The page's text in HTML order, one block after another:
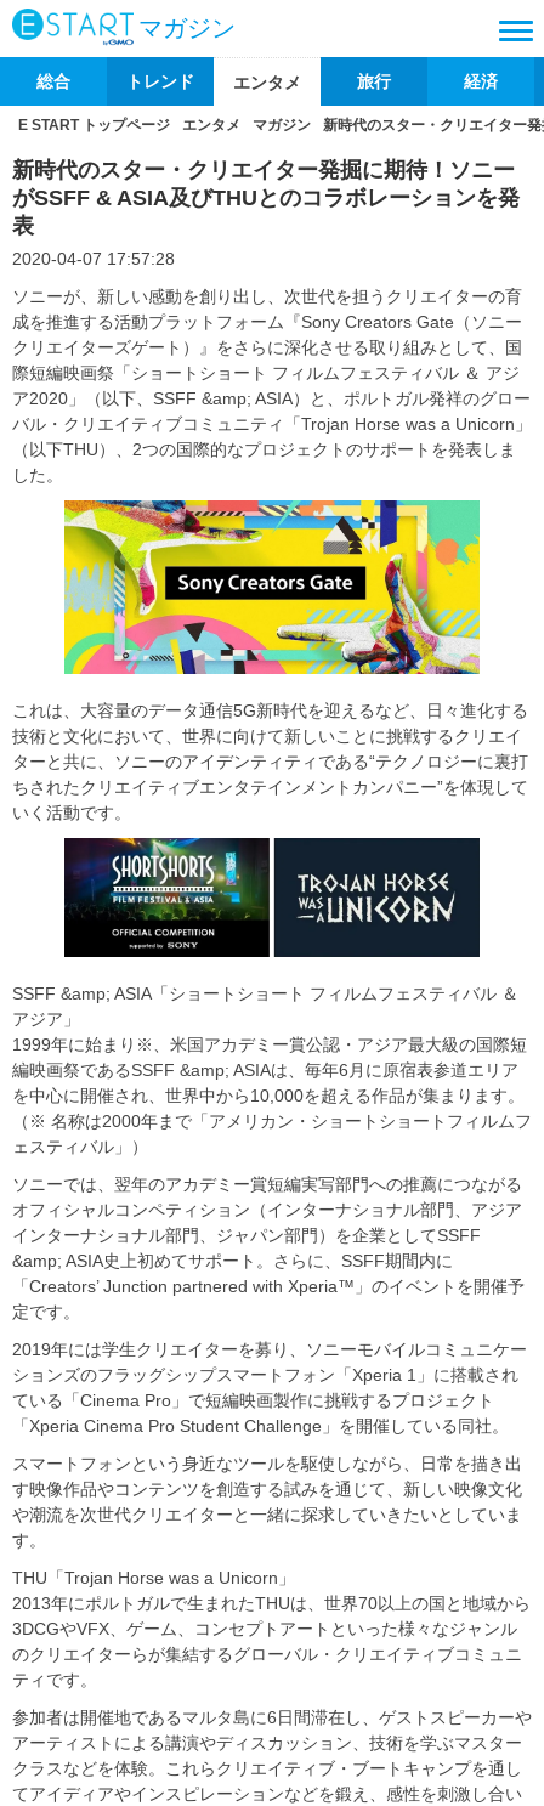
マガジン
総合 トレンド エンタメ 旅行 経済
E START トップページ エンタメ マガジン 新時代のスター・クリエイター
新時代のスター・クリエイター発掘に期待！ソニー
がSSFF & ASIA及びTHUとのコラボレーションを発
表
2020-04-07 17:57:28
ソニーが、新しい感動を創り出し、次世代を担うクリエイターの育
成を推進する活動プラットフォーム『Sony Creators Gate（ソニー
クリエイターズゲート）』をさらに深化させる取り組みとして、国
際短編映画祭「ショートショート フィルムフェスティバル ＆ アジ
ア2020」（以下、SSFF &amp; ASIA）と、ポルトガル発祥のグロー
バル・クリエイティブコミュニティ「Trojan Horse was a Unicorn」
（以下THU）、2つの国際的なプロジェクトのサポートを発表しま
した。
これは、大容量のデータ通信5G新時代を迎えるなど、日々進化する
技術と文化において、世界に向けて新しいことに挑戦するクリエイ
ターと共に、ソニーのアイデンティティである“テクノロジーに裏打
ちされたクリエイティブエンタテインメントカンパニー”を体現して
いく活動です。
SSFF &amp; ASIA「ショートショート フィルムフェスティバル ＆
アジア」
1999年に始まり※、米国アカデミー賞公認・アジア最大級の国際短
編映画祭であるSSFF &amp; ASIAは、毎年6月に原宿表参道エリア
を中心に開催され、世界中から10,000を超える作品が集まります。
（※ 名称は2000年まで「アメリカン・ショートショートフィルムフ
ェスティバル」）
ソニーでは、翌年のアカデミー賞短編実写部門への推薦につながる
オフィシャルコンペティション（インターナショナル部門、アジア
インターナショナル部門、ジャパン部門）を企業としてSSFF
&amp; ASIA史上初めてサポート。さらに、SSFF期間内に
「Creators’ Junction partnered with Xperia™」のイベントを開催予
定です。
2019年には学生クリエイターを募り、ソニーモバイルコミュニケー
ションズのフラッグシップスマートフォン「Xperia 1」に搭載され
ている「Cinema Pro」で短編映画製作に挑戦するプロジェクト
「Xperia Cinema Pro Student Challenge」を開催している同社。
スマートフォンという身近なツールを駆使しながら、日常を描き出
す映像作品やコンテンツを創造する試みを通じて、新しい映像文化
や潮流を次世代クリエイターと一緒に探求していきたいとしていま
す。
THU「Trojan Horse was a Unicorn」
2013年にポルトガルで生まれたTHUは、世界70以上の国と地域から
3DCGやVFX、ゲーム、コンセプトアートといった様々なジャンル
のクリエイターらが集結するグローバル・クリエイティブコミュニ
ティです。
参加者は開催地であるマルタ島に6日間滞在し、ゲストスピーカーや
アーティストによる講演やディスカッション、技術を学ぶマスター
クラスなどを体験。これらクリエイティブ・ブートキャンプを通し
てアイディアやインスピレーションなどを鍛え、感性を刺激し合い